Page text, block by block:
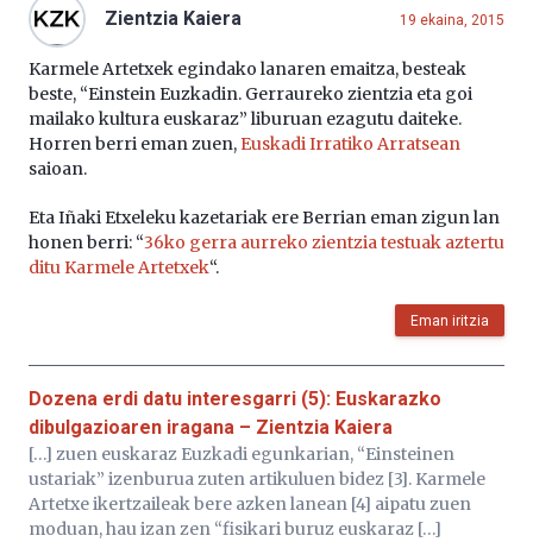
Zientzia Kaiera 19 ekaina, 2015
Karmele Artetxek egindako lanaren emaitza, besteak
beste, “Einstein Euzkadin. Gerraureko zientzia eta goi
mailako kultura euskaraz” liburuan ezagutu daiteke.
Horren berri eman zuen, Euskadi Irratiko Arratsean
saioan.
Eta Iñaki Etxeleku kazetariak ere Berrian eman zigun lan
honen berri: “36ko gerra aurreko zientzia testuak aztertu
ditu Karmele Artetxek“.
Eman iritzia
Dozena erdi datu interesgarri (5): Euskarazko
dibulgazioaren iragana – Zientzia Kaiera
[…] zuen euskaraz Euzkadi egunkarian, “Einsteinen
ustariak” izenburua zuten artikuluen bidez [3]. Karmele
Artetxe ikertzaileak bere azken lanean [4] aipatu zuen
moduan, hau izan zen “fisikari buruz euskaraz […]